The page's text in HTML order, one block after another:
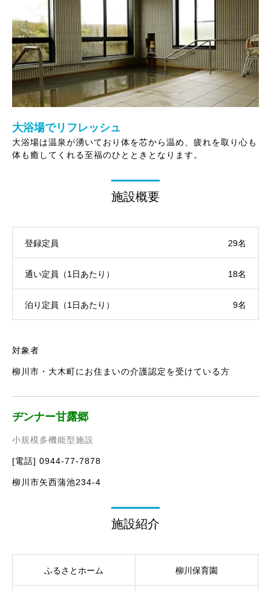
大浴場でリフレッシュ
大浴場は温泉が湧いており体を芯から温め、疲れを取り心も
体も癒してくれる至福のひとときとなります。
施設概要
登録定員 29名
通い定員（1日あたり） 18名
泊り定員（1日あたり） 9名
対象者
柳川市・大木町にお住まいの介護認定を受けている方
ヂンナー甘露郷
小規模多機能型施設
[電話] 0944-77-7878
柳川市矢西蒲池234-4
施設紹介
ふるさとホーム 柳川保育園